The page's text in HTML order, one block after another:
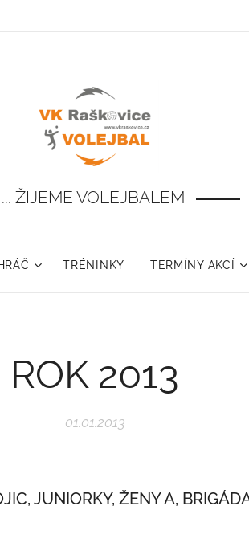
... ŽIJEME VOLEJBALEM
TRÉNINKY TERMÍNY AKCÍ
ROK 2013
01.01.2013
JUNIORKY, ŽENY A,